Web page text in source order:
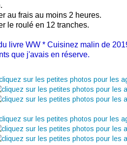
au frais au moins 2 heures.
le roulé en 12 tranches.
livre WW * Cuisinez malin de
que j'avais en réserve.